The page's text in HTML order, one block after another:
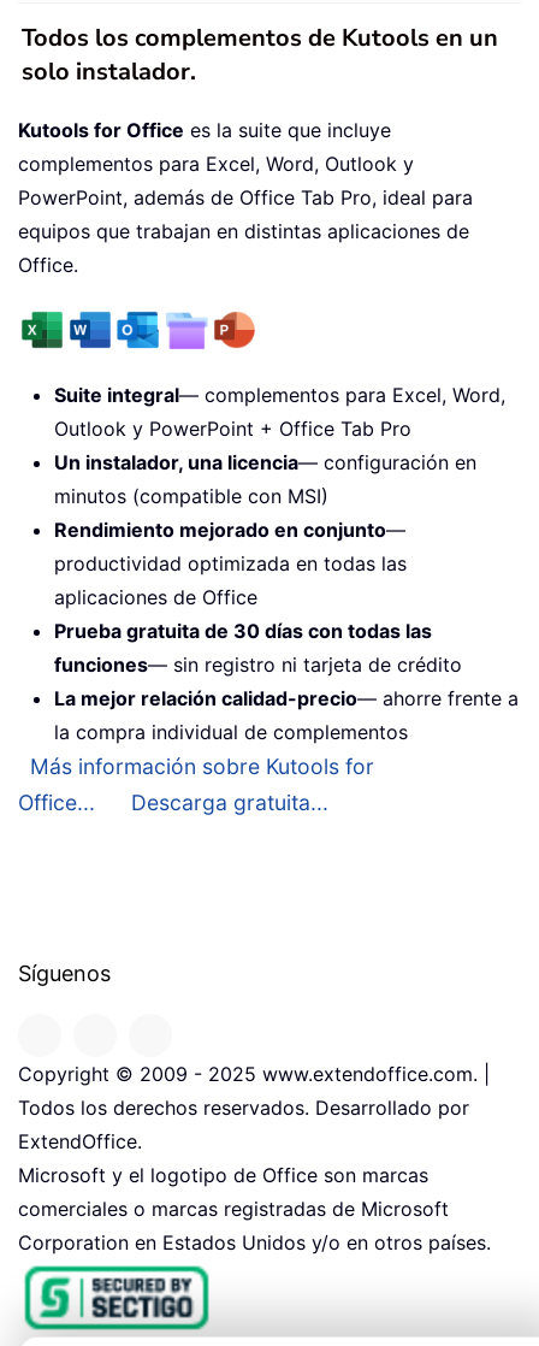
Todos los complementos de Kutools en un
solo instalador.
Kutools for Office es la suite que incluye
complementos para Excel, Word, Outlook y
PowerPoint, además de Office Tab Pro, ideal para
equipos que trabajan en distintas aplicaciones de
Office.
Suite integral— complementos para Excel, Word,
Outlook y PowerPoint + Office Tab Pro
Un instalador, una licencia— configuración en
minutos (compatible con MSI)
Rendimiento mejorado en conjunto—
productividad optimizada en todas las
aplicaciones de Office
Prueba gratuita de 30 días con todas las
funciones— sin registro ni tarjeta de crédito
La mejor relación calidad-precio— ahorre frente a
la compra individual de complementos
Más información sobre Kutools for
Office...
Descarga gratuita...
Síguenos
Copyright © 2009 - 2025 www.extendoffice.com. |
Todos los derechos reservados. Desarrollado por
ExtendOffice.
Microsoft y el logotipo de Office son marcas
comerciales o marcas registradas de Microsoft
Corporation en Estados Unidos y/o en otros países.